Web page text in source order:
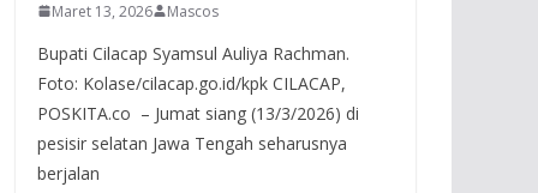
Maret 13, 2026 Mascos
Bupati Cilacap Syamsul Auliya Rachman.
Foto: Kolase/cilacap.go.id/kpk CILACAP,
POSKITA.co – Jumat siang (13/3/2026) di
pesisir selatan Jawa Tengah seharusnya
berjalan